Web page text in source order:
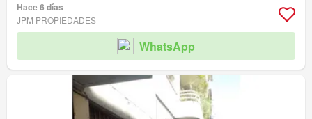
Hace 6 días
JPM PROPIEDADES
WhatsApp